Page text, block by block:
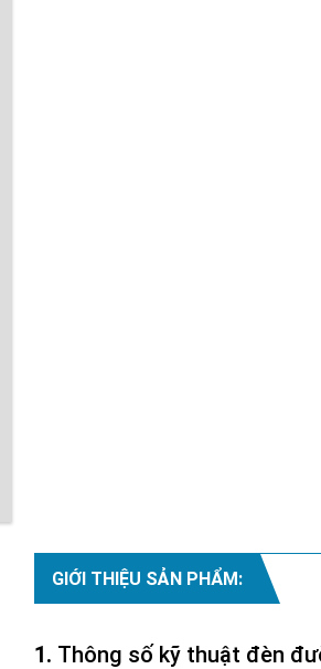
GIỚI THIỆU SẢN PHẨM:
Thông số kỹ thuật đèn